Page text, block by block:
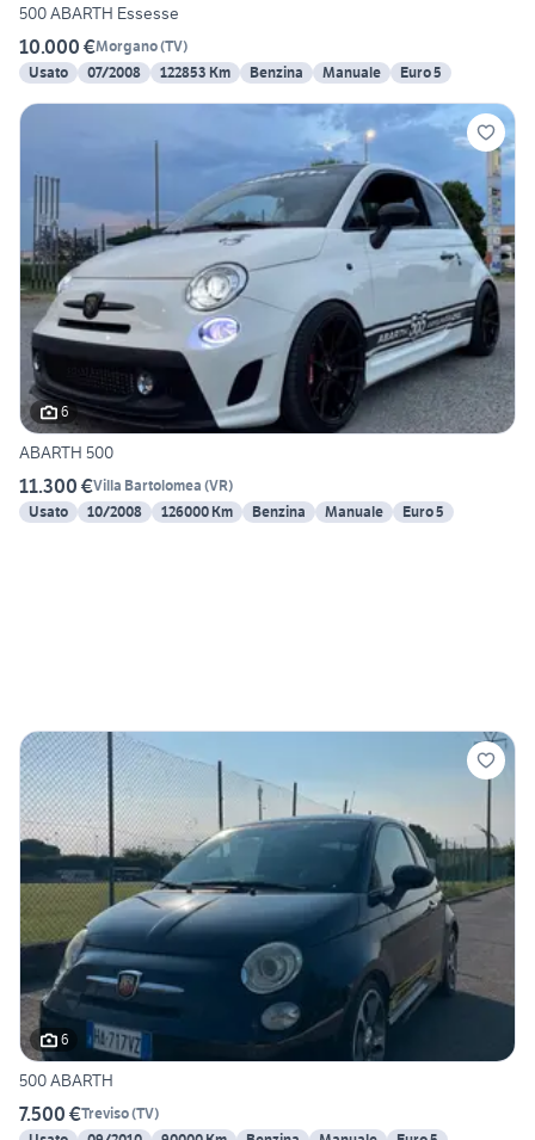
500 ABARTH Essesse
10.000 €Morgano(TV)
Usato
07/2008 122853 Km Benzina Manuale Euro 5
6
ABARTH 500
11.300 €Villa Bartolomea (VR)
Usato
10/2008 126000 Km Benzina Manuale Euro 5
6
500 ABARTH
7.500 €Treviso(TV)